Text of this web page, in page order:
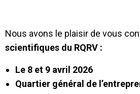
Nous avons le plaisir de vous
scientifiques du RQRV :
Le 8 et 9 avril 2026
Quartier général de